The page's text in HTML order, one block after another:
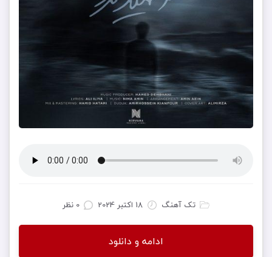
تک آهنگ 18 اکتبر 2024 0 نظر
ادامه و دانلود